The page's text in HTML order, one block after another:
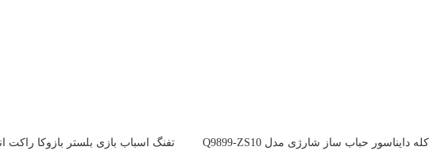
کله دایناسور حباب ساز شارژی مدل Q9899-ZS10